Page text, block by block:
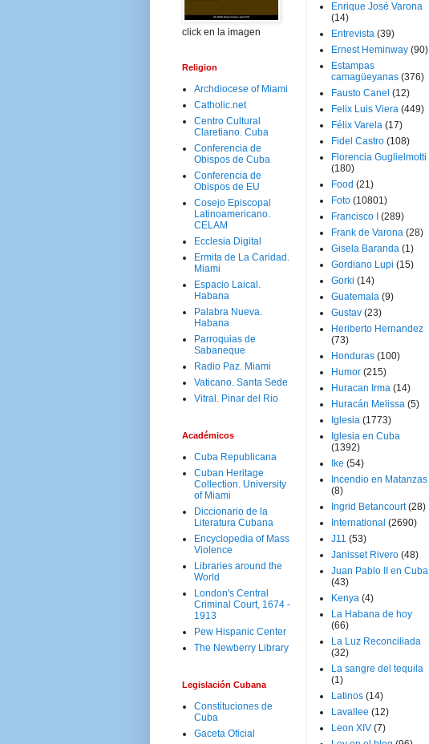
click en la imagen
Religion
Archdiocese of Miami
Catholic.net
Centro Cultural
Claretiano. Cuba
Conferencia de
Obispos de Cuba
Conferencia de
Obispos de EU
Cosejo Episcopal
Latinoamericano.
CELAM
Ecclesia Digital
Ermita de La Caridad.
Miami
Espacio Laical.
Habana
Palabra Nueva.
Habana
Parroquias de
Sabaneque
Radio Paz. Miami
Vaticano. Santa Sede
Vitral. Pinar del Rio
Académicos
Cuba Republicana
Cuban Heritage
Collection. University
of Miami
Diccionario de la
Literatura Cubana
Encyclopedia of Mass
Violence
Libraries around the
World
London's Central
Criminal Court, 1674 -
1913
Pew Hispanic Center
The Newberry Library
Legislación Cubana
Constituciones de
Cuba
Gaceta Oficial
Enrique José Varona
(14)
Entrevista (39)
Ernest Heminway (90)
Estampas
camagüeyanas (376)
Fausto Canel (12)
Felix Luis Viera (449)
Félix Varela (17)
Fidel Castro (108)
Florencia Guglielmotti
(180)
Food (21)
Foto (10801)
Francisco I
(289)
Frank de Varona (28)
Gisela Baranda (1)
Gordiano Lupi (15)
Gorki (14)
Guatemala (9)
Gustav (23)
Heriberto Hernandez
(73)
Honduras (100)
Humor (215)
Huracan Irma (14)
Huracán Melissa (5)
Iglesia (1773)
Iglesia en Cuba
(1392)
Ike (54)
Incendio en Matanzas
(8)
Ingrid Betancourt (28)
International (2690)
J11 (53)
Janisset Rivero (48)
Juan Pablo II en Cuba
(43)
Kenya (4)
La Habana de hoy
(66)
La Luz Reconciliada
(32)
La sangre del tequila
(1)
Latinos (14)
Lavallee (12)
Leon XIV (7)